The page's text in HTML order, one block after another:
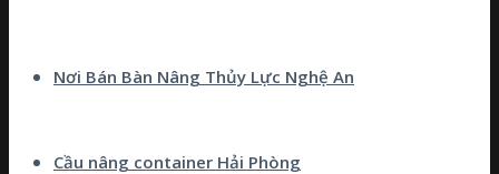
Nơi Bán Bàn Nâng Thủy Lực Nghệ An
Cầu nâng container Hải Phòng